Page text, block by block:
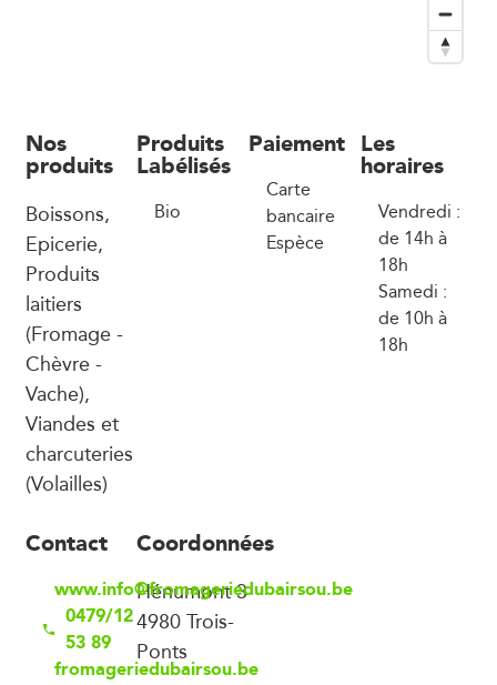
Nos
produits
Boissons,
Epicerie,
Produits
laitiers
(Fromage -
Chèvre -
Vache),
Viandes et
charcuteries
(Volailles)
Produits
Labélisés
Bio
Paiement
Carte
bancaire
Espèce
Les
horaires
Vendredi :
de 14h à
18h
Samedi :
de 10h à
18h
Contact
www.info@fromageriedubairsou.be
0479/12
53 89
fromageriedubairsou.be
Coordonnées
Hénumont 3
4980 Trois-
Ponts